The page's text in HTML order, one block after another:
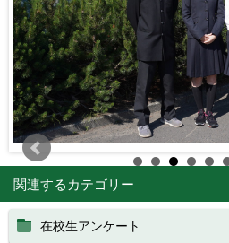
関連するカテゴリー
在校生アンケート